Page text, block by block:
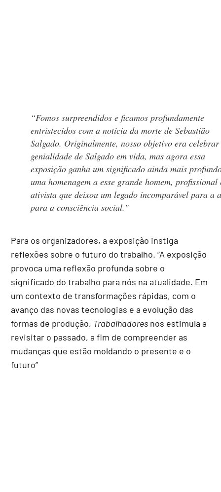
“Fomos surpreendidos e ficamos profundamente
entristecidos com a notícia da morte de Sebastião
Salgado. Originalmente, nosso objetivo era
genialidade de Salgado em vida, mas agora essa
exposição ganha um significado ainda mais
uma homenagem a esse grande homem, profissional
ativista que deixou um legado incomparável para a
para a consciência social."
Para os organizadores, a exposição instiga
reflexões sobre o futuro do trabalho. “A exposição
provoca uma reflexão profunda sobre o
significado do trabalho para nós na atualidade. Em
um contexto de transformações rápidas, com o
avanço das novas tecnologias e a evolução das
formas de produção, Trabalhadores nos estimula a
revisitar o passado, a fim de compreender as
mudanças que estão moldando o presente e o
futuro”